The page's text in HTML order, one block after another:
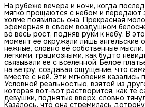
На рубеже вечера и ночи, когда
мягко прощаются с небом и передают
холме появилась она. Прекрасная
эфемерная в своем воздушном
во весь рост, подняв руки к небу. В
момент ее окружали лишь ангельские
нежные, словно её собственные
легкими, грациозными, как будто
связывали ее с вселенной. Белое
на ветру, создавая ощущение, что
вместе с ней. Эти мгновения казались
Условной реальностью, взятой из
которая вот-вот растворится, как те
девушки, поднятые вверх, словно
Казалось, что она стремилась